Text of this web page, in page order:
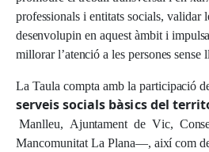
professionals ientitats socials, validarl
desenvolupinenaquest àmbit i impulsa
millorarl’atenció ales personessense ll
La Taula compta amb la participaciód
serveissocials bàsics del territ
Manlleu, AjuntamentdeVic, C
MancomunitatLa Plana—, aixícomd